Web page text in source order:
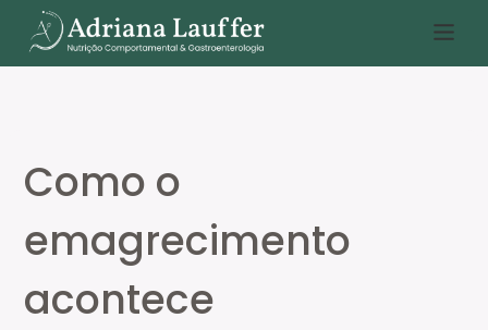
para
o
Como o
emagrecimento
acontece
e
i
a